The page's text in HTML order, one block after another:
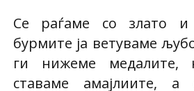
Се раѓаме со злато
бурмите ја ветуваме
ги нижеме медалите,
ставаме амајлиите, а